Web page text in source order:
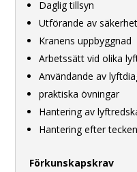
Daglig tillsyn
Utförande av
Kranens uppbyggnad
Arbetssätt vid olika
Användande av
praktiska övningar
Hantering av
Hantering efter
Förkunskapskrav